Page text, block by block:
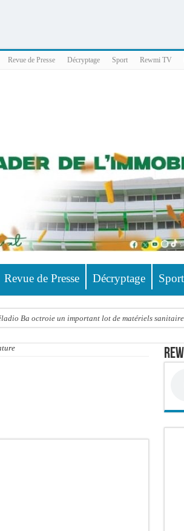
Revue de Presse Décryptage Sport Rewmi TV
Revue de Presse Décryptage Sport
Ba octroie un important lot de matériels sanitaire